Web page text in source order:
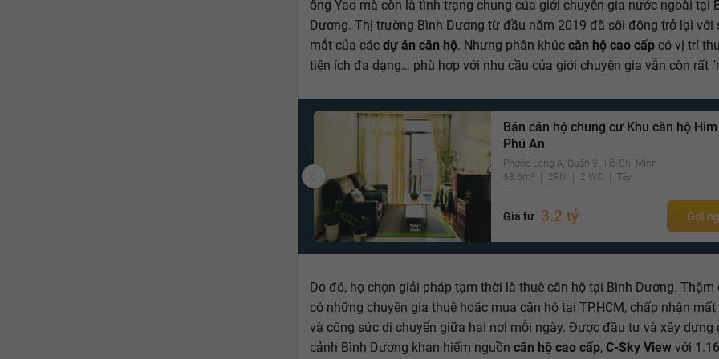
ông Yao mà còn là tình trạng chung của giới chuyên gia nước ngoài tại
Dương. Thị trường Bình Dương từ đầu năm 2019 đã sôi động trở lại với
mắt của các dự án căn hộ. Nhưng phân khúc căn hộ cao cấp có vị trí
tiện ích đa dạng… phù hợp với nhu cầu của giới chuyên gia vẫn còn rất
Bán căn hộ chung cư Khu căn hộ
Phú An
Phước Long A, Quận 9 , Hồ Chí Minh
68.6m²
2PN 2 WC Tây
Giá từ 3.2 tỷ Gọi
Do đó, họ chọn giải pháp tạm thời là thuê căn hộ tại Bình Dương. Thậm
có những chuyên gia thuê hoặc mua căn hộ tại TP.HCM, chấp nhận
và công sức di chuyển giữa hai nơi mỗi ngày. Được đầu tư và xây dựng
cảnh Bình Dương khan hiếm nguồn căn hộ cao cấp, C-Sky View với